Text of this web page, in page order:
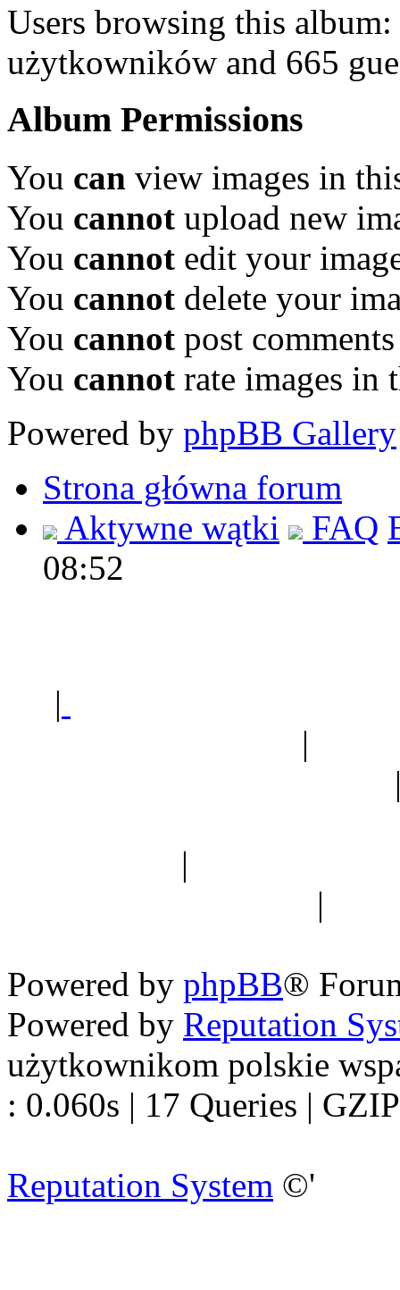
Users browsing this
użytkowników and 665
Album Permissions
You can view images in
You cannot upload new
You cannot edit your
You cannot delete your
You cannot post
You cannot rate images in
Powered by phpBB Gallery
Strona główna forum
Aktywne wątki
FAQ
08:52
|
|
|
|
Powered by phpBB®
Powered by Reputation
użytkownikom polskie
: 0.060s | 17 Queries |
Reputation System ©'